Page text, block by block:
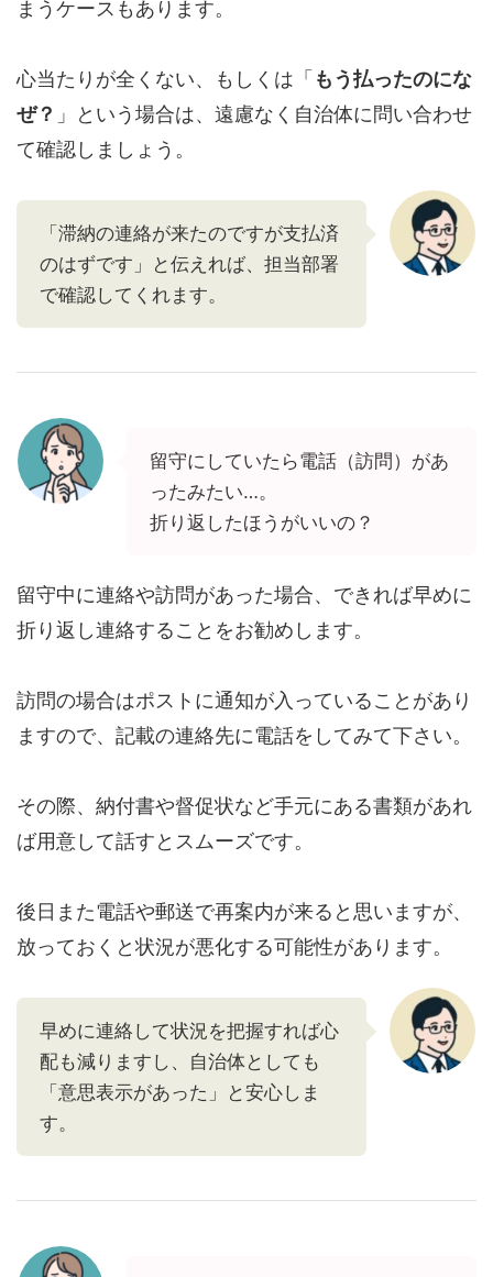
まうケースもあります。
心当たりが全くない、もしくは「もう払ったのにな
ぜ？ 」という場合は、遠慮なく自治体に問い合わせ
て確認しましょう。
「滞納の連絡が来たのですが支払済
のはずです」と伝えれば、担当部署
で確認してくれます。
留守にしていたら電話（訪問）があ
ったみたい…。
折り返したほうがいいの？
留守中に連絡や訪問があった場合、できれば早めに
折り返し連絡することをお勧めします。
訪問の場合はポストに通知が入っていることがあり
ますので、記載の連絡先に電話をしてみて下さい。
その際、納付書や督促状など手元にある書類があれ
ば用意して話すとスムーズです。
後日また電話や郵送で再案内が来ると思いますが、
放っておくと状況が悪化する可能性があります。
早めに連絡して状況を把握すれば心
配も減りますし、自治体としても
「意思表示があった」と安心しま
す。